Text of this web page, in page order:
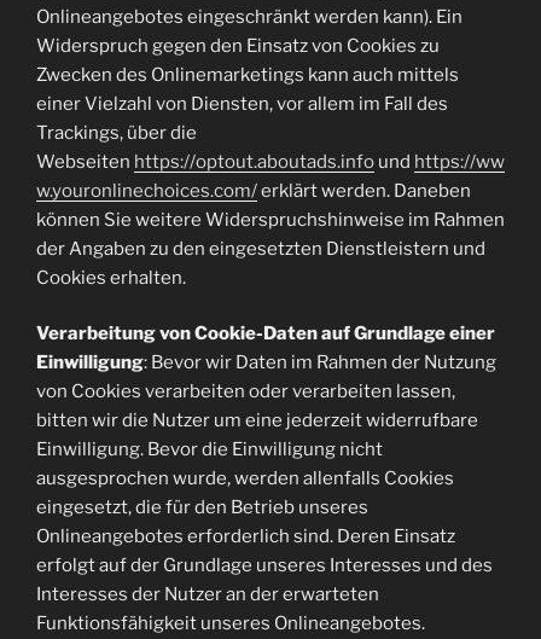
Onlineangebotes eingeschränkt werden kann). Ein
Widerspruch gegen den Einsatz von Cookies zu
Zwecken des Onlinemarketings kann auch mittels
einer Vielzahl von Diensten, vor allem im Fall des
Trackings, über die
Webseiten https://optout.aboutads.info und https://ww
w.youronlinechoices.com/erklärt werden. Daneben
können Sie weitere Widerspruchshinweise im Rahmen
der Angaben zu den eingesetzten Dienstleistern und
Cookies erhalten.
Verarbeitung von Cookie-Daten auf Grundlage einer
Einwilligung: Bevor wir Daten im Rahmen der Nutzung
von Cookies verarbeiten oder verarbeiten lassen,
bitten wir die Nutzer um eine jederzeit widerrufbare
Einwilligung. Bevor die Einwilligung nicht
ausgesprochen wurde, werden allenfalls Cookies
eingesetzt, die für den Betrieb unseres
Onlineangebotes erforderlich sind. Deren Einsatz
erfolgt auf der Grundlage unseres Interesses und des
Interesses der Nutzer an der erwarteten
Funktionsfähigkeit unseres Onlineangebotes.